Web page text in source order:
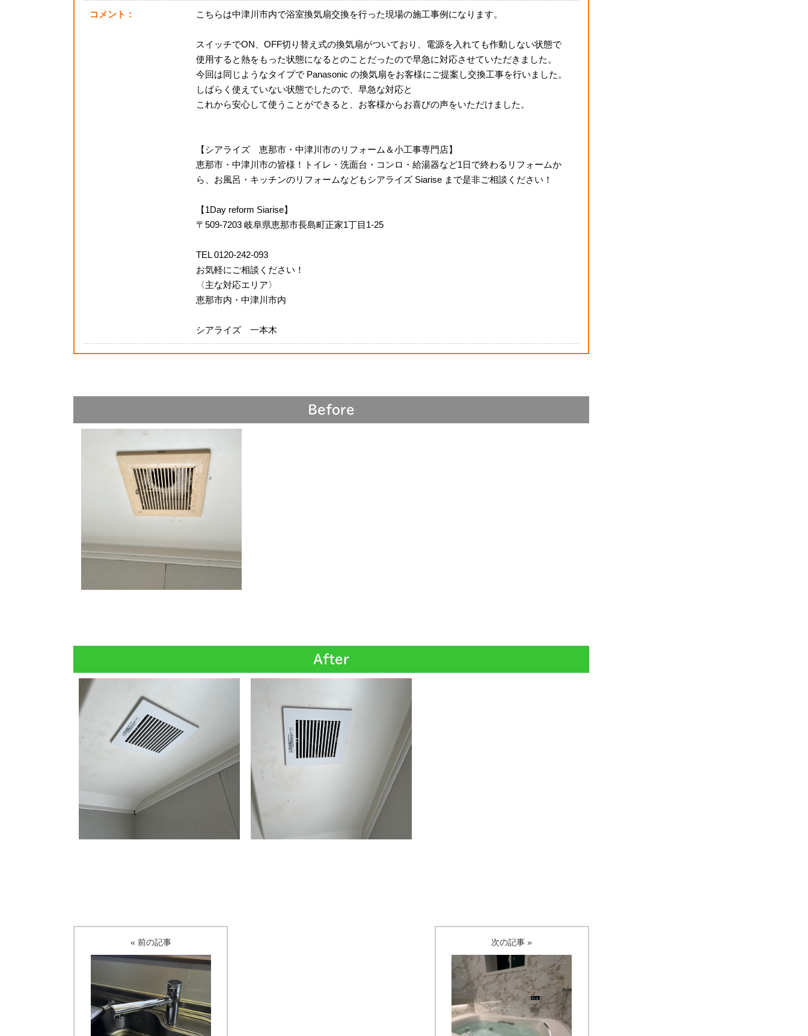
コメント： こちらは中津川市内で浴室換気扇交換を行った現場の施工事例になります。
スイッチでON、OFF切り替え式の換気扇がついており、電源を入れても作動しない状態で
使用すると熱をもった状態になるとのことだったので早急に対応させていただきました。
今回は同じようなタイプで Panasonic の換気扇をお客様にご提案し交換工事を行いました。
しばらく使えていない状態でしたので、早急な対応と
これから安心して使うことができると、お客様からお喜びの声をいただけました。
【シアライズ 恵那市・中津川市のリフォーム＆小工事専門店】
恵那市・中津川市の皆様！トイレ・洗面台・コンロ・給湯器など1日で終わるリフォームか
ら、お風呂・キッチンのリフォームなどもシアライズ Siarise まで是非ご相談ください！
【1Day reform Siarise】
〒509-7203 岐阜県恵那市長島町正家1丁目1-25
TEL 0120-242-093
お気軽にご相談ください！
〈主な対応エリア〉
恵那市内・中津川市内
シアライズ 一本木
Before
After
« 前の記事 次の記事 »